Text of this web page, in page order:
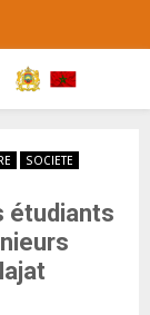
SOCIETE
étudiants